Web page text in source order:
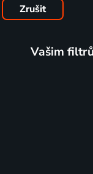
Zrušit
Vašim